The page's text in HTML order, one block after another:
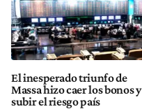
El inesperado triunfo de
Massa hizo caer los bonos y
subir el riesgo país